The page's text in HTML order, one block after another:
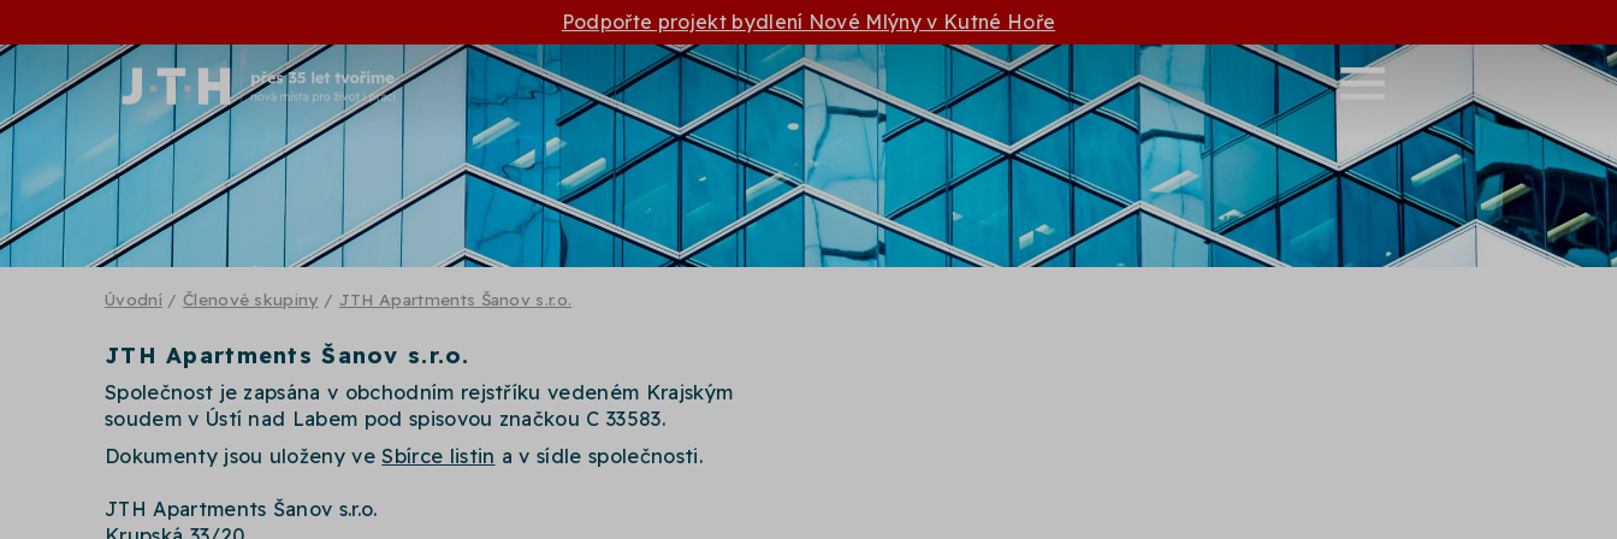
Podpořte projekt bydlení Nové Mlýny v Kutné Hoře
Úvodní / Členové skupiny / JTH Apartments Šanov s.r.o.
JTH Apartments Šanov s.r.o.
Společnost je zapsána v obchodním rejstříku vedeném Krajským
soudem v Ústí nad Labem pod spisovou značkou C 33583.
Dokumenty jsou uloženy veSbírce listin a v sídle společnosti.
JTH Apartments Šanov s.r.o.